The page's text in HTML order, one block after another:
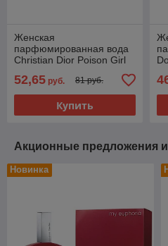
Женская
парфюмированная вода
Christian Dior Poison Girl
52,65 руб. 81 руб.
Купить
Акционные предложения
Новинка